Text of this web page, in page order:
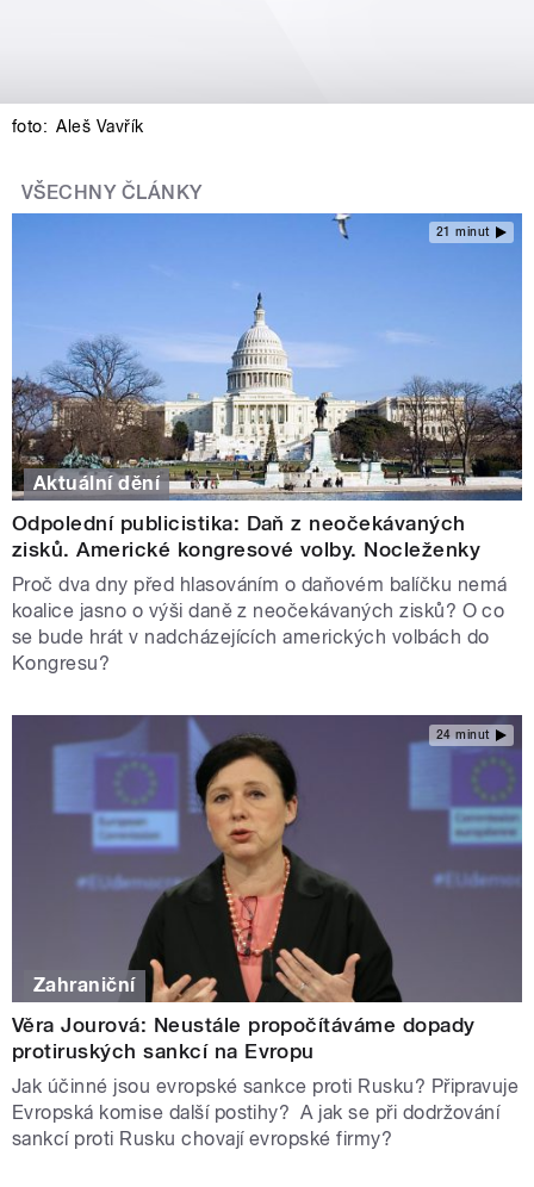
foto: Aleš Vavřík
VŠECHNY ČLÁNKY
21 minut
Aktuální dění
Odpolední publicistika: Daň z neočekávaných
zisků. Americké kongresové volby. Nocleženky
Proč dva dny před hlasováním o daňovém balíčku nemá
koalice jasno o výši daně z neočekávaných zisků? O co
se bude hrát v nadcházejících amerických volbách do
Kongresu?
24 minut
Zahraniční
Věra Jourová: Neustále propočítáváme dopady
protiruských sankcí na Evropu
Jak účinné jsou evropské sankce proti Rusku? Připravuje
Evropská komise další postihy? A jak se při dodržování
sankcí proti Rusku chovají evropské firmy?